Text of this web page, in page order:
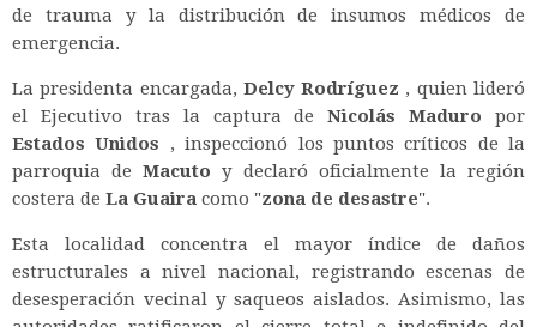
de trauma y la distribución de insumos médicos de
emergencia.
La presidenta encargada, Delcy Rodríguez , quien lideró
el Ejecutivo tras la captura deNicolás Maduro por
Estados Unidos , inspeccionó los puntos críticos de la
parroquia deMacuto y declaró oficialmente la región
costera de La Guaira como "zona de desastre".
Esta localidad concentra el mayor índice de daños
estructurales a nivel nacional, registrando escenas de
desesperación vecinal y saqueos aislados. Asimismo, las